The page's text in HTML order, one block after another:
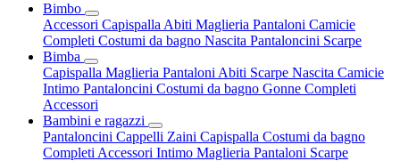
Bimbo
Accessori Capispalla Abiti Maglieria Pantaloni Camicie
Completi Costumi da bagno Nascita Pantaloncini Scarpe
Bimba
Capispalla Maglieria Pantaloni Abiti Scarpe Nascita Camicie
Intimo Pantaloncini Costumi da bagno Gonne Completi
Accessori
Bambini e ragazzi
Pantaloncini Cappelli Zaini Capispalla Costumi da bagno
Completi Accessori Intimo Maglieria Pantaloni Scarpe